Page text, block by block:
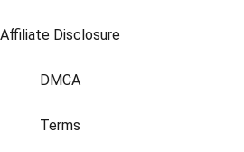
Affiliate Disclosure
DMCA
Terms